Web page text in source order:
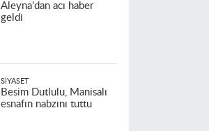
Aleyna'dan acı haber
geldi
SIYASET
Besim Dutlulu, Manisalı
esnafın nabzını tuttu